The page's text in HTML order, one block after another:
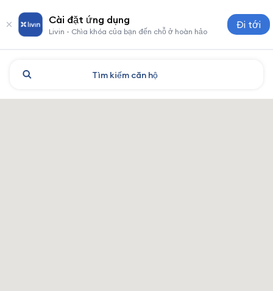
Cài đặt ứng dụng
Livin - Chìa khóa của bạn đến chỗ ở hoàn hảo
Đi tới
Tìm kiếm căn hộ
Shenzhen: khách sạn và chỗ